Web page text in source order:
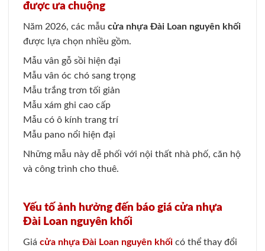
được ưa chuộng
Năm 2026, các mẫu cửa nhựa Đài Loan nguyên khối
được lựa chọn nhiều gồm.
Mẫu vân gỗ sồi hiện đại
Mẫu vân óc chó sang trọng
Mẫu trắng trơn tối giản
Mẫu xám ghi cao cấp
Mẫu có ô kính trang trí
Mẫu pano nổi hiện đại
Những mẫu này dễ phối với nội thất nhà phố, căn hộ
và công trình cho thuê.
Yếu tố ảnh hưởng đến báo giá cửa nhựa
Đài Loan nguyên khối
Giá cửa nhựa Đài Loan nguyên khối có thể thay đổi